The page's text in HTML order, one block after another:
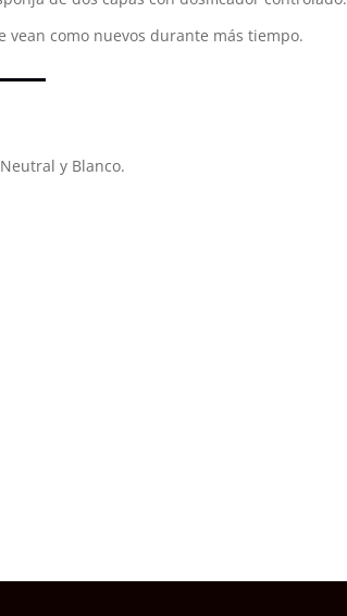
vean como nuevos durante más tiempo.
y Blanco.